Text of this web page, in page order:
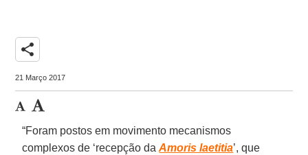
share
21 Março 2017
“Foram postos em movimento mecanismos
complexos de ‘recepção daAmoris laetitia’, que